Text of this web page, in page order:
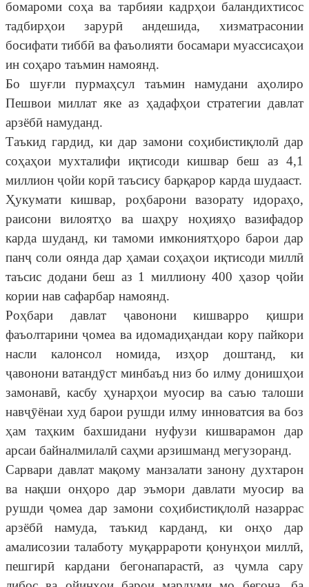
бомароми соҳа ва тарбияи кадрҳои баландихтисос
тадбирҳои зарурӣ андешида, хизматрасонии
босифати тиббӣ ва фаъолияти босамари муассисаҳои
ин соҳаро таъмин намоянд.
Бо шуғли пурмаҳсул таъмин намудани аҳолиро
Пешвои миллат яке аз ҳадафҳои стратегии давлат
арзёбӣ намуданд.
Таъкид гардид, ки дар замони соҳибистиқлолӣ дар
соҳаҳои мухталифи иқтисоди кишвар беш аз 4,1
миллион ҷойи корӣ таъсису барқарор карда шудааст.
Ҳукумати кишвар, роҳбарони вазорату идораҳо,
раисони вилоятҳо ва шаҳру ноҳияҳо вазифадор
карда шуданд, ки тамоми имкониятҳоро барои дар
панҷ соли оянда дар ҳамаи соҳаҳои иқтисоди миллӣ
таъсис додани беш аз 1 миллиону 400 ҳазор ҷойи
кории нав сафарбар намоянд.
Роҳбари давлат ҷавонони кишварро қишри
фаъолтарини ҷомеа ва идомадиҳандаи кору пайкори
насли калонсол номида, изҳор доштанд, ки
ҷавонони ватандӯст минбаъд низ бо илму донишҳои
замонавӣ, касбу ҳунарҳои муосир ва саъю талоши
навҷӯёнаи худ барои рушди илму инноватсия ва боз
ҳам таҳким бахшидани нуфузи кишварамон дар
арсаи байналмилалӣ саҳми арзишманд мегузоранд.
Сарвари давлат мақому манзалати занону духтарон
ва нақши онҳоро дар эъмори давлати муосир ва
рушди ҷомеа дар замони соҳибистиқлолӣ назаррас
арзёбӣ намуда, таъкид карданд, ки онҳо дар
амалисозии талаботу муқаррароти қонунҳои миллӣ,
пешгирӣ кардани бегонапарастӣ, аз ҷумла сару